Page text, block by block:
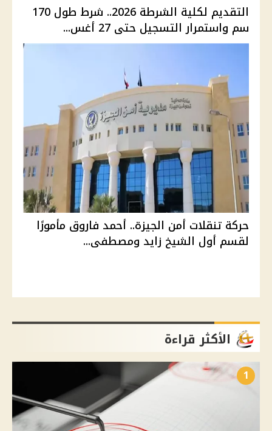
التقديم لكلية الشرطة 2026.. شرط طول 170
سم واستمرار التسجيل حتى 27 أغس...
حركة تنقلات أمن الجيزة.. أحمد فاروق مأمورًا
لقسم أول الشيخ زايد ومصطفى...
الأكثر قراءة
1